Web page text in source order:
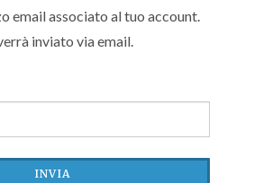
email associato al tuo account.
inviato via email.
INVIA